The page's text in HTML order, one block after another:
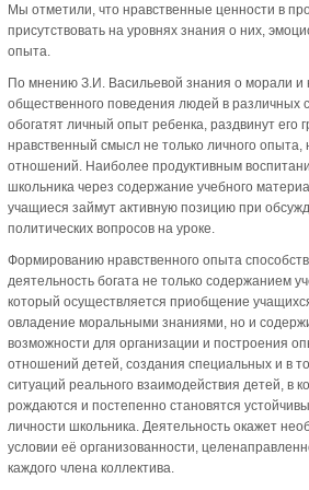
Мы отметили, что нравственные ценности в
присутствовать на уровнях знания о них,
опыта.
По мнению З.И. Васильевой знания о морали и
общественного поведения людей в различных
обогатят личный опыт ребенка, раздвинут его
нравственный смысл не только личного
отношений. Наиболее продуктивным
школьника через содержание учебного
учащиеся займут активную позицию при
политических вопросов на уроке.
Формированию нравственного опыта
деятельность богата не только содержанием
который осуществляется приобщение
овладение моральными знаниями, но и
возможности для организации и построения
отношений детей, создания специальных и в
ситуаций реального взаимодействия детей, в
рождаются и постепенно становятся
личности школьника. Деятельность окажет
условии её организованности,
каждого члена коллектива.